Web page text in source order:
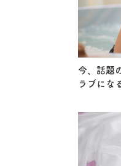
今、話題
ラブにな